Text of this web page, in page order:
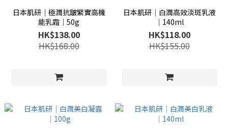
日本肌研│極潤抗皺緊實高機
能乳霜│50g
HK$138.00
HK$168.00
日本肌研│白潤高效淡斑乳液
│140ml
HK$118.00
HK$155.00